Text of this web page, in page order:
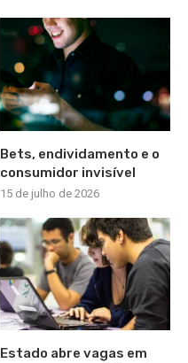
Bets, endividamento e o
consumidor invisível
15 de julho de 2026
Estado abre vagas em